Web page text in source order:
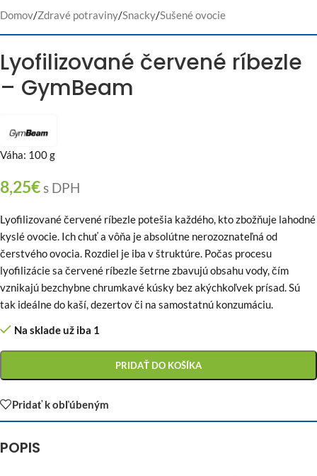
Domov/Zdravé potraviny/Snacky/Sušené ovocie
Lyofilizované červené ríbezle
– GymBeam
Váha: 100 g
8,25€s DPH
Lyofilizované červené ríbezle potešia každého, kto zbožňuje lahodné
kyslé ovocie. Ich chuť a vôňa je absolútne nerozoznateľná od
čerstvého ovocia. Rozdiel je iba v štruktúre. Počas procesu
lyofilizácie sa červené ríbezle šetrne zbavujú obsahu vody, čím
vznikajú bezchybne chrumkavé kúsky bez akýchkoľvek prísad. Sú
tak ideálne do kaší, dezertov či na samostatnú konzumáciu.
Na sklade už iba 1
PRIDAŤ DO KOŠÍKA
Pridať k obľúbeným
POPIS